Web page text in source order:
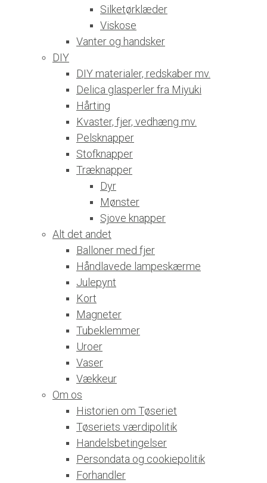
Silketørklæder
Viskose
Vanter og handsker
DIY
DIY materialer, redskaber mv.
Delica glasperler fra Miyuki
Hårting
Kvaster, fjer, vedhæng mv.
Pelsknapper
Stofknapper
Træknapper
Dyr
Mønster
Sjove knapper
Alt det andet
Balloner med fjer
Håndlavede lampeskærme
Julepynt
Kort
Magneter
Tubeklemmer
Uroer
Vaser
Vækkeur
Om os
Historien om Tøseriet
Tøseriets værdipolitik
Handelsbetingelser
Persondata og cookiepolitik
Forhandler